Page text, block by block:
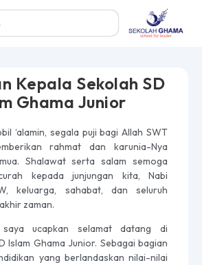
Kepala Sekolah SD
Ghama Junior
‘alamin, segala puji bagi Allah SWT
rahmat dan karunia-Nya
Shalawat serta salam semoga
kepada junjungan kita, Nabi
keluarga, sahabat, dan seluruh
zaman.
saya ucapkan selamat datang di
Islam Ghama Junior. Sebagai bagian
yang berlandaskan nilai-nilai